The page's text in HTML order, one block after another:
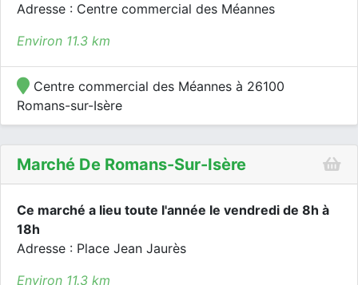
Adresse : Centre commercial des Méannes
Environ 11.3 km
Centre commercial des Méannes à 26100
Romans-sur-Isère
Marché De Romans-Sur-Isère
Ce marché a lieu toute l'année le vendredi de 8h à
18h
Adresse : Place Jean Jaurès
Environ 11.3 km